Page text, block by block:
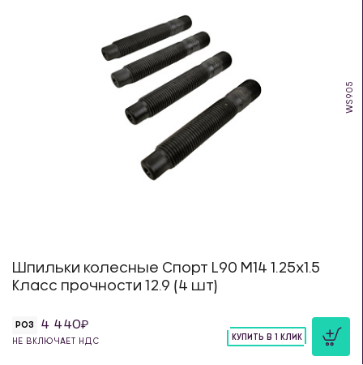
WS905
Шпильки колесные Спорт L90 М14 1.25х1.5
Класс прочности 12.9 (4 шт)
РОЗ 4 440
НЕ ВКЛЮЧАЕТ НДС
КУПИТЬ В 1 КЛИК